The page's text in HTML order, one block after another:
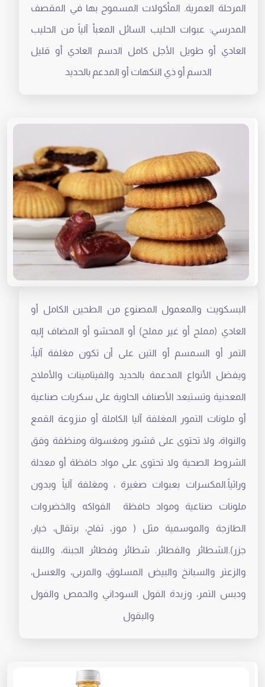
المرحلة العمرية. المأكولات المسموح بها في المقصف
المدرسي: عبوات الحليب السائل المعبأ آلياً من الحليب
العادي أو طويل الأجل كامل الدسم العادي أو قليل
الدسم أو ذي النكهات أو المدعم بالحديد
البسكويت والمعمول المصنوع من الطحين الكامل أو
العادي (مملح أو غير مملح) أو المحشو أو المضاف إليه
التمر أو السمسم أو التين على أن تكون مغلفة آلياً،
ويفضل الأنواع المدعمة بالحديد والفيتامينات والأملاح
المعدنية وتستبعد الأصناف الحاوية على سكريات صناعية
أو ملونات التمور المغلفة آليا الكاملة أو منزوعة القمع
والنواة، ولا تحتوى على قشور ومغسولة ومنظفة وفق
الشروط الصحية ولا تحتوى على مواد حافظة أو معدلة
وراثياً.المكسرات بعبوات صغيرة ، ومغلفة آلياً وبدون
ملونات صناعية ومواد حافظة الفواكه والخضروات
الطازجة والموسمية مثل ( موز، تفاح، برتقال، خيار،
جزر).الشطائر والفطائر. شطائر وفطائر الجبنة، واللبنة
والزعتر والسبانخ والبيض المسلوق، والمربى، والعسل،
ودبس التمر، وزبدة الفول السوداني والحمص والفول
والبقول